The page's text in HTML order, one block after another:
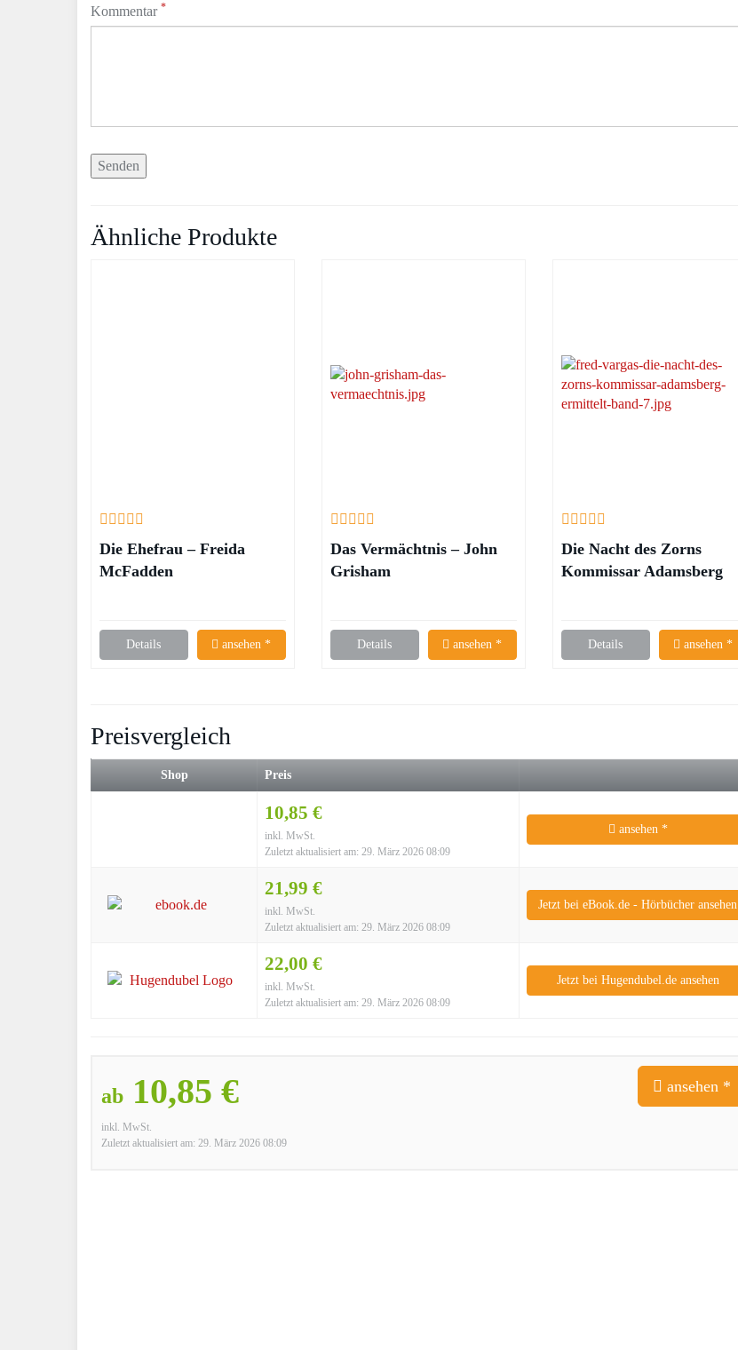
Kommentar *
Ähnliche Produkte
Die Ehefrau – Freida
McFadden
Details ansehen *
Das Vermächtnis – John
Grisham
Details ansehen *
Die Nacht des Zorns
Kommissar Adamsberg
Details ansehen *
Preisvergleich
Shop Preis
10,85 €
inkl. MwSt.
Zuletzt aktualisiert am: 29. März 2026 08:09
ansehen *
21,99 €
inkl. MwSt.
Zuletzt aktualisiert am: 29. März 2026 08:09
Jetzt bei eBook.de - Hörbücher ansehen
22,00 €
inkl. MwSt.
Zuletzt aktualisiert am: 29. März 2026 08:09
Jetzt bei Hugendubel.de ansehen
ab 10,85 €
inkl. MwSt.
Zuletzt aktualisiert am: 29. März 2026 08:09
ansehen *